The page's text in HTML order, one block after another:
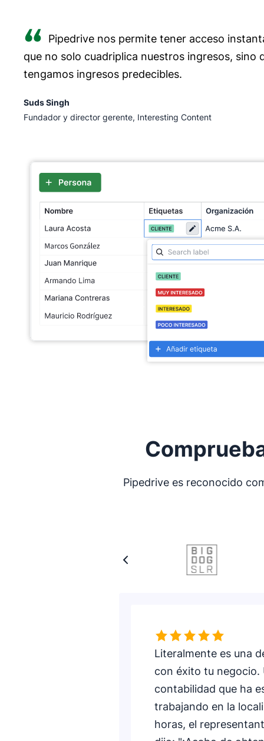
Pipedrive nos permite tener acceso
que no solo cuadriplica nuestros ingresos, sino
tengamos ingresos predecibles.
Suds Singh
Fundador y director gerente, Interesting Content
Pipedrive es reconocido
Calificación: 5 de 5
Literalmente es una
con éxito tu negocio.
contabilidad que ha
trabajando en la
horas, el